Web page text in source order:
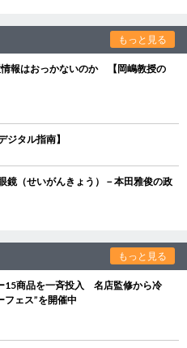
もっと見る
報はおっかないのか 【岡嶋教授の
タル指南】
（せいがんきょう）－本田雅俊の政
もっと見る
15商品を一斉投入 名店監修から冷
フェス”を開催中